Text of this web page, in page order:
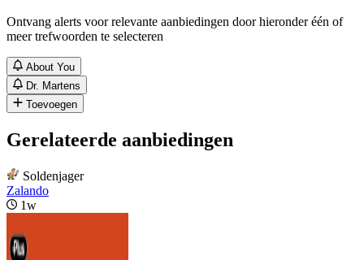
Ontvang alerts voor relevante aanbiedingen door hieronder één of
meer trefwoorden te selecteren
About You
Dr. Martens
Toevoegen
Gerelateerde aanbiedingen
Soldenjager
Zalando
1w